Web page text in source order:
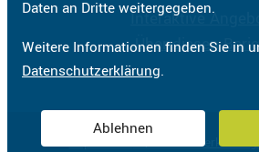
Daten an Dritte weitergegeben.
Weitere Informationen finden Sie in
Datenschutzerklärung.
Ablehnen
Interaktive
Über diesen
ImpressumDatenschutzerklärung